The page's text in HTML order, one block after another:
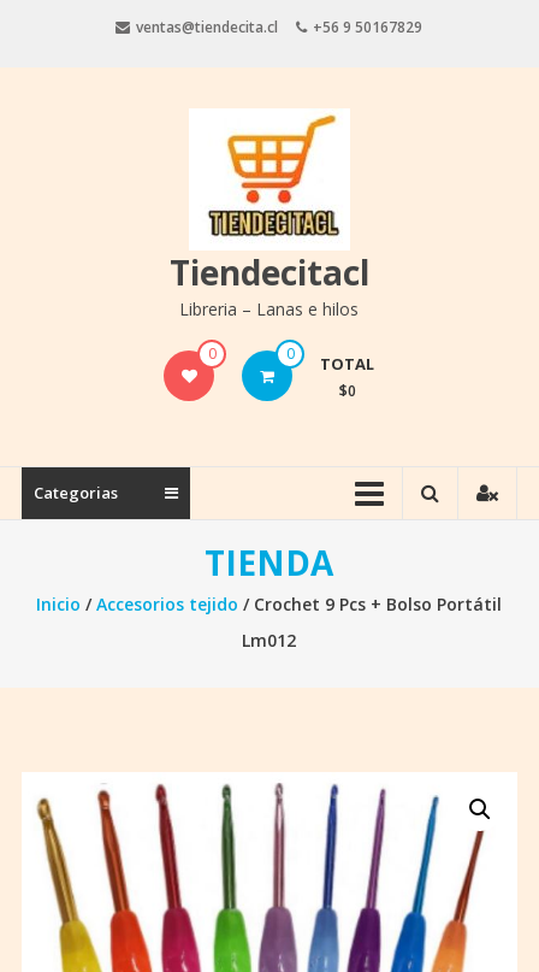
ventas@tiendecita.cl +56 9 50167829
Tiendecitacl
Libreria – Lanas e hilos
0 0 TOTAL
$0
Categorias
TIENDA
Inicio /Accesorios tejido / Crochet 9 Pcs + Bolso Portátil
Lm012